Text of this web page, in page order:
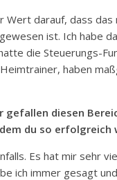
Wert darauf, dass das
ist. Ich habe
die Steuerungs-
haben
gefallen diesen
du so erfolgreich
Es hat mir sehr
ich immer gesagt